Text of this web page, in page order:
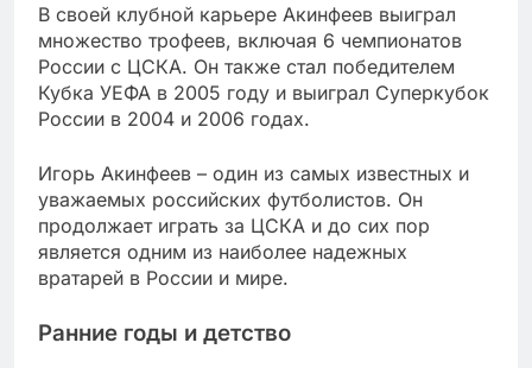
В своей клубной карьере Акинфеев выиграл
множество трофеев, включая 6 чемпионатов
России с ЦСКА. Он также стал победителем
Кубка УЕФА в 2005 году и выиграл Суперкубок
России в 2004 и 2006 годах.
Игорь Акинфеев – один из самых известных и
уважаемых российских футболистов. Он
продолжает играть за ЦСКА и до сих пор
является одним из наиболее надежных
вратарей в России и мире.
Ранние годы и детство